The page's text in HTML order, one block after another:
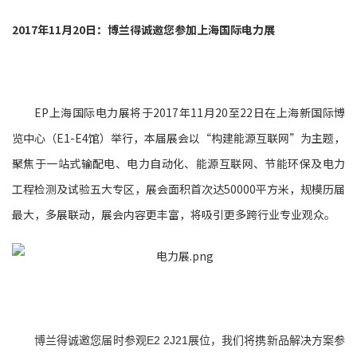
2017年11月20日：博兰得诚邀您参加上海国际电力展
EP上海国际电力展将于2017年11月20至22日在上海新国际博
览中心（E1-E4馆）举行，本届展会以“构建能源互联网”为主题，
聚焦于一站式输配电、电力自动化、能源互联网、节能环保及电力
工程检测及试验五大专区，展会面积首次达50000平方米，规模历届
最大，多展联动，展会内容更丰富，将吸引更多跨行业专业观众。
博兰得诚邀您届时参观E2 2J21展位，我们将携新品解决方案参